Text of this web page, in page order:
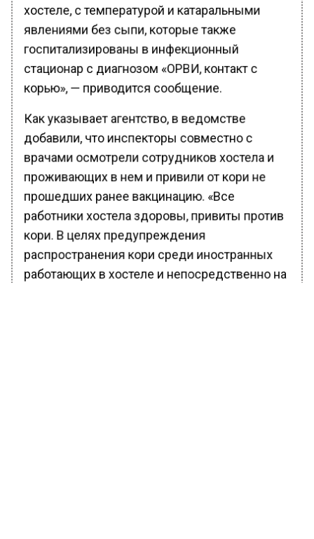
хостеле, с температурой и катаральными
явлениями без сыпи, которые также
госпитализированы в инфекционный
стационар с диагнозом «ОРВИ, контакт с
корью», — приводится сообщение.
Как указывает агентство, в ведомстве
добавили, что инспекторы совместно с
врачами осмотрели сотрудников хостела и
проживающих в нем и привили от кори не
прошедших ранее вакцинацию. «Все
работники хостела здоровы, привиты против
кори. В целях предупреждения
распространения кори среди иностранных
работающих в хостеле и непосредственно на